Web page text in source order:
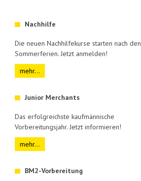
Nachhilfe
Die neuen Nachhilfekurse starten nach den
Sommerferien. Jetzt anmelden!
mehr...
Junior Merchants
Das erfolgreichste kaufmännische
Vorbereitungsjahr. Jetzt informieren!
mehr...
BM2-Vorbereitung